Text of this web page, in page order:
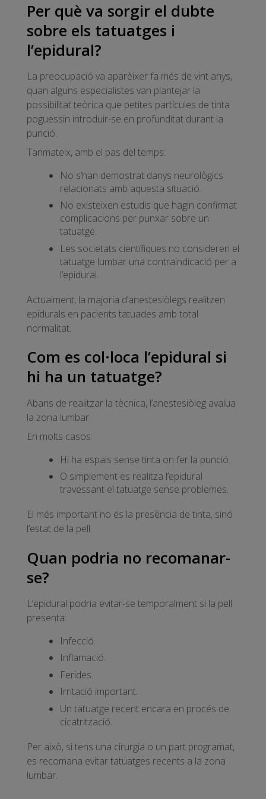
Per què va sorgir el dubte
sobre els tatuatges i
l’epidural?
La preocupació va aparèixer fa més de vint anys,
quan alguns especialistes van plantejar la
possibilitat teòrica que petites partícules de tinta
poguessin introduir-se en profunditat durant la
punció.
Tanmateix, amb el pas del temps:
No s’han demostrat danys neurològics
relacionats amb aquesta situació.
No existeixen estudis que hagin confirmat
complicacions per punxar sobre un
tatuatge.
Les societats científiques no consideren el
tatuatge lumbar una contraindicació per a
l’epidural.
Actualment, la majoria d’anestesiòlegs realitzen
epidurals en pacients tatuades amb total
normalitat.
Com es col·loca l’epidural si
hi ha un tatuatge?
Abans de realitzar la tècnica, l’anestesiòleg avalua
la zona lumbar.
En molts casos:
Hi ha espais sense tinta on fer la punció.
O simplement es realitza l’epidural
travessant el tatuatge sense problemes.
El més important no és la presència de tinta, sinó
l’estat de la pell.
Quan podria no recomanar-
se?
L’epidural podria evitar-se temporalment si la pell
presenta:
Infecció.
Inflamació.
Ferides.
Irritació important.
Un tatuatge recent encara en procés de
cicatrització.
Per això, si tens una cirurgia o un part programat,
es recomana evitar tatuatges recents a la zona
lumbar.